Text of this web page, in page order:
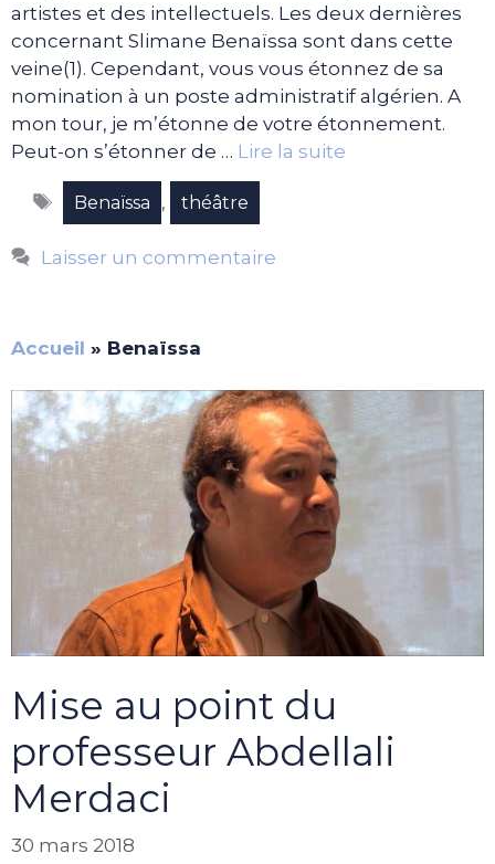
artistes et des intellectuels. Les deux dernières
concernant Slimane Benaïssa sont dans cette
veine(1). Cependant, vous vous étonnez de sa
nomination à un poste administratif algérien. A
mon tour, je m’étonne de votre étonnement.
Peut-on s’étonner de … Lire la suite
Étiquettes
Benaïssa , théâtre
Laisser un commentaire
Accueil » Benaïssa
Mise au point du
professeur Abdellali
Merdaci
30 mars 2018